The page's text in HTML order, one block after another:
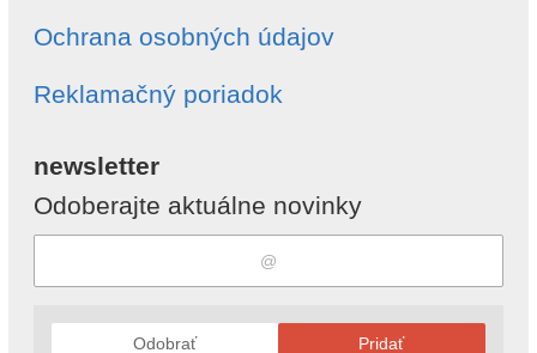
Ochrana osobných údajov
Reklamačný poriadok
newsletter
Odoberajte aktuálne novinky
Odobrať Pridať